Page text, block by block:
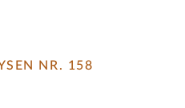
NR. 158